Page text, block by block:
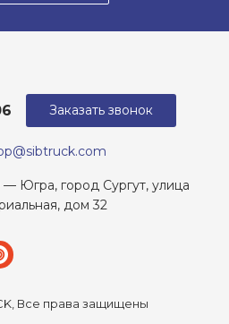
Югра, город Сургут, улица
дом 32
Заказать звонок
Все права защищены